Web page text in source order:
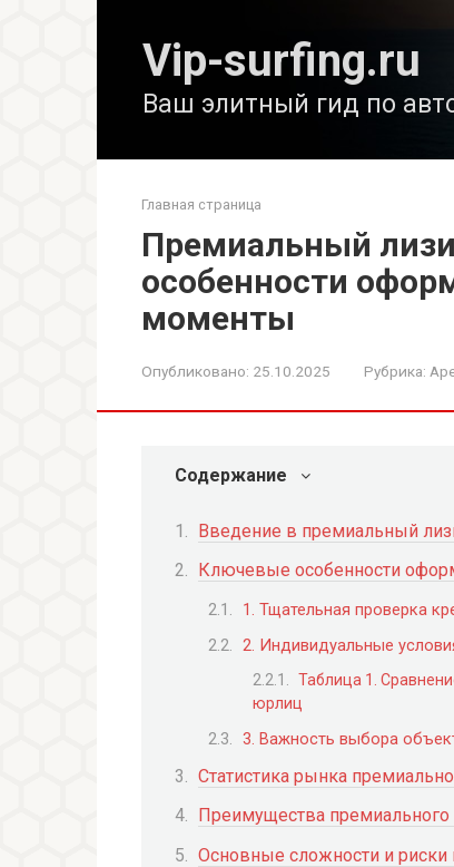
Vip-surfing.ru
Ваш элитный гид по
Главная страница
Премиальный
особенности
моменты
Опубликовано: 25.10.2025 Рубрика:
Содержание
Введение в премиальный
Ключевые особенности
1. Тщательная проверка
2. Индивидуальные
Таблица 1.
юрлиц
3. Важность выбора
Статистика рынка
Преимущества
Основные сложности и